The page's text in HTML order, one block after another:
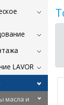
LAVOR
масла и